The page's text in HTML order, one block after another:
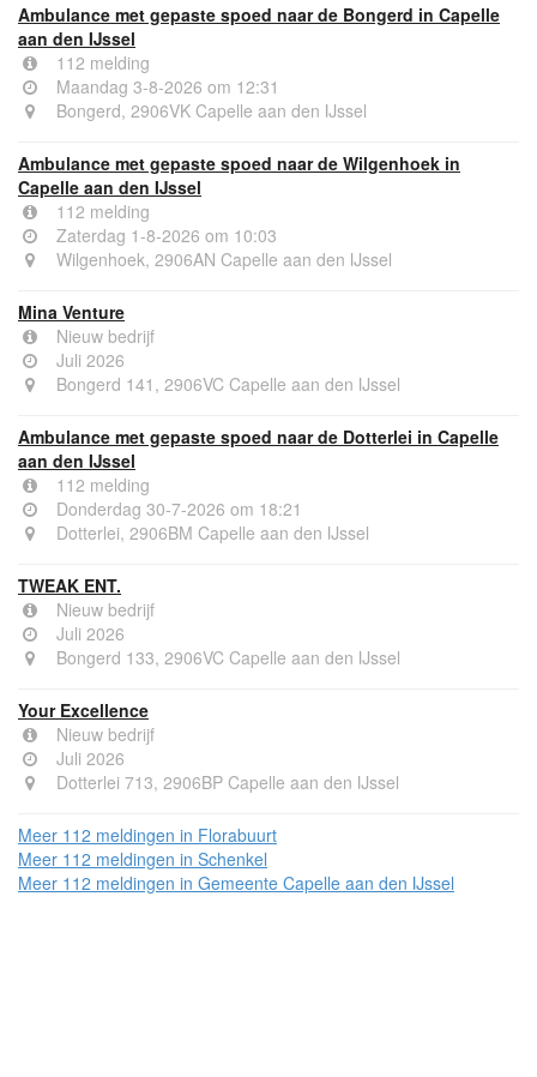
Ambulance met gepaste spoed naar de Bongerd in Capelle
aan den IJssel
112 melding
Maandag 3-8-2026 om 12:31
Bongerd, 2906VK Capelle aan den IJssel
Ambulance met gepaste spoed naar de Wilgenhoek in
Capelle aan den IJssel
112 melding
Zaterdag 1-8-2026 om 10:03
Wilgenhoek, 2906AN Capelle aan den IJssel
Mina Venture
Nieuw bedrijf
Juli 2026
Bongerd 141, 2906VC Capelle aan den IJssel
Ambulance met gepaste spoed naar de Dotterlei in Capelle
aan den IJssel
112 melding
Donderdag 30-7-2026 om 18:21
Dotterlei, 2906BM Capelle aan den IJssel
TWEAK ENT.
Nieuw bedrijf
Juli 2026
Bongerd 133, 2906VC Capelle aan den IJssel
Your Excellence
Nieuw bedrijf
Juli 2026
Dotterlei 713, 2906BP Capelle aan den IJssel
Meer 112 meldingen in Florabuurt
Meer 112 meldingen in Schenkel
Meer 112 meldingen in Gemeente Capelle aan den IJssel